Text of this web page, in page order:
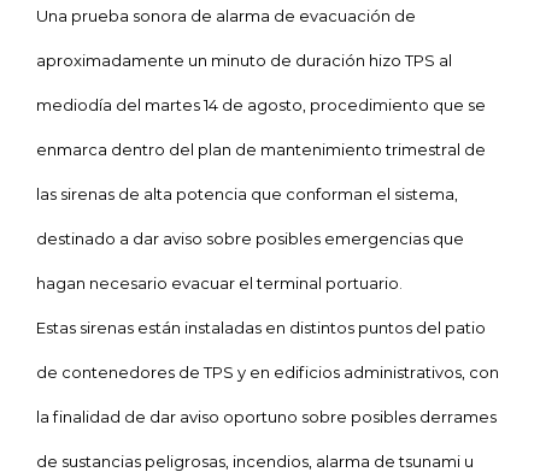
Una prueba sonora de alarma de evacuación de
aproximadamente un minuto de duración hizo TPS al
mediodía del martes 14 de agosto, procedimiento que se
enmarca dentro del plan de mantenimiento trimestral de
las sirenas de alta potencia que conforman el sistema,
destinado a dar aviso sobre posibles emergencias que
hagan necesario evacuar el terminal portuario.
Estas sirenas están instaladas en distintos puntos del patio
de contenedores de TPS y en edificios administrativos, con
la finalidad de dar aviso oportuno sobre posibles derrames
de sustancias peligrosas, incendios, alarma de tsunami u